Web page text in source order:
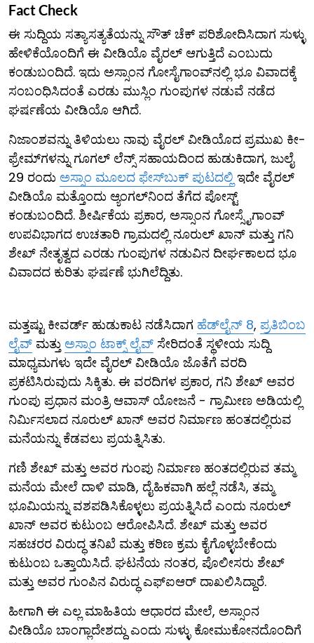
Fact Check
ಈ ಸುದ್ದಿಯ ಸತ್ಯಾಸತ್ಯತೆಯನ್ನು ಸೌತ್ ಚೆಕ್ ಪರಿಶೋದಿಸಿದಾಗ ಸುಳ್ಳು
ಹೇಳಿಕೆಯೊಂದಿಗೆ ಈ ವೀಡಿಯೊ ವೈರಲ್ ಆಗುತ್ತಿದೆ ಎಂಬುದು
ಕಂಡುಬಂದಿದೆ. ಇದು ಅಸ್ಸಾಂನ ಗೋಸೈಗಾಂವ್‌ನಲ್ಲಿ ಭೂ ವಿವಾದಕ್ಕೆ
ಸಂಬಂಧಿಸಿದಂತೆ ಎರಡು ಮುಸ್ಲಿಂ ಗುಂಪುಗಳ ನಡುವೆ ನಡೆದ
ಘರ್ಷಣೆಯ ವೀಡಿಯೊ ಆಗಿದೆ.
ನಿಜಾಂಶವನ್ನು ತಿಳಿಯಲು ನಾವು ವೈರಲ್ ವೀಡಿಯೊದ ಪ್ರಮುಖ ಕೀ-
ಫ್ರೇಮ್​ಗಳನ್ನು ಗೂಗಲ್ ಲೆನ್ಸ್ ಸಹಾಯದಿಂದ ಹುಡುಕಿದಾಗ, ಜುಲೈ
29 ರಂದು ಅಸ್ಸಾಂ ಮೂಲದ ಫೇಸ್‌ಬುಕ್ ಪುಟದಲ್ಲಿ ಇದೇ ವೈರಲ್
ವೀಡಿಯೊ ಮತ್ತೊಂದು ಆ್ಯಂಗಲ್​ನಿಂದ ತೆಗೆದ ಪೋಸ್ಟ್
ಕಂಡುಬಂದಿದೆ. ಶೀರ್ಷಿಕೆಯ ಪ್ರಕಾರ, ಅಸ್ಸಾಂನ ಗೋಸ್ಸೈಗಾಂವ್
ಉಪವಿಭಾಗದ ಉಚತಾರಿ ಗ್ರಾಮದಲ್ಲಿ ನೂರುಲ್ ಖಾನ್ ಮತ್ತು ಗನಿ
ಶೇಖ್ ನೇತೃತ್ವದ ಎರಡು ಗುಂಪುಗಳ ನಡುವಿನ ದೀರ್ಘಕಾಲದ ಭೂ
ವಿವಾದದ ಕುರಿತು ಘರ್ಷಣೆ ಭುಗಿಲೆದ್ದಿತು.
ಮತ್ತಷ್ಟು ಕೀವರ್ಡ್ ಹುಡುಕಾಟ ನಡೆಸಿದಾಗ ಹೆಡ್‌ಲೈನ್ 8, ಪ್ರತಿಬಿಂಬ
ಲೈವ್ ಮತ್ತು ಅಸ್ಸಾಂ ಟಾಕ್ಸ್ ಲೈವ್ ಸೇರಿದಂತೆ ಸ್ಥಳೀಯ ಸುದ್ದಿ
ಮಾಧ್ಯಮಗಳು ಇದೇ ವೈರಲ್ ವೀಡಿಯೊ ಜೊತೆಗೆ ವರದಿ
ಪ್ರಕಟಿಸಿರುವುದು ಸಿಕ್ಕಿತು. ಈ ವರದಿಗಳ ಪ್ರಕಾರ, ಗನಿ ಶೇಖ್ ಅವರ
ಗುಂಪು ಪ್ರಧಾನ ಮಂತ್ರಿ ಆವಾಸ್ ಯೋಜನೆ - ಗ್ರಾಮೀಣ ಅಡಿಯಲ್ಲಿ
ನಿರ್ಮಿಸಲಾದ ನೂರುಲ್ ಖಾನ್ ಅವರ ನಿರ್ಮಾಣ ಹಂತದಲ್ಲಿರುವ
ಮನೆಯನ್ನು ಕೆಡವಲು ಪ್ರಯತ್ನಿಸಿತು.
ಗಣಿ ಶೇಖ್ ಮತ್ತು ಅವರ ಗುಂಪು ನಿರ್ಮಾಣ ಹಂತದಲ್ಲಿರುವ ತಮ್ಮ
ಮನೆಯ ಮೇಲೆ ದಾಳಿ ಮಾಡಿ, ದೈಹಿಕವಾಗಿ ಹಲ್ಲೆ ನಡೆಸಿ, ತಮ್ಮ
ಭೂಮಿಯನ್ನು ವಶಪಡಿಸಿಕೊಳ್ಳಲು ಪ್ರಯತ್ನಿಸಿದೆ ಎಂದು ನೂರುಲ್
ಖಾನ್ ಅವರ ಕುಟುಂಬ ಆರೋಪಿಸಿದೆ. ಶೇಖ್ ಮತ್ತು ಅವರ
ಸಹಚರರ ವಿರುದ್ಧ ತನಿಖೆ ಮತ್ತು ಕಠಿಣ ಕ್ರಮ ಕೈಗೊಳ್ಳಬೇಕೆಂದು
ಕುಟುಂಬ ಒತ್ತಾಯಿಸಿದೆ. ಘಟನೆಯ ನಂತರ, ಪೊಲೀಸರು ಶೇಖ್
ಮತ್ತು ಅವರ ಗುಂಪಿನ ವಿರುದ್ಧ ಎಫ್‌ಐಆರ್ ದಾಖಲಿಸಿದ್ದಾರೆ.
ಹೀಗಾಗಿ ಈ ಎಲ್ಲ ಮಾಹಿತಿಯ ಆಧಾರದ ಮೇಲೆ, ಅಸ್ಸಾಂನ
ವೀಡಿಯೊ ಬಾಂಗ್ಲಾದೇಶದ್ದು ಎಂದು ಸುಳ್ಳು ಕೋಮುಕೋನದೊಂದಿಗೆ